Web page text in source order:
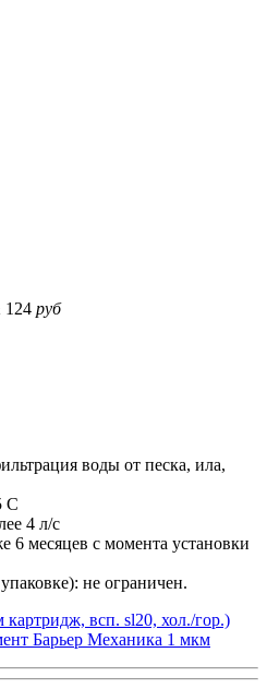
124 руб
воды от песка, ила,
С
4 л/с
6 месяцев с момента установки
не ограничен.
всп. sl20, хол./гор.)
Барьер Механика 1 мкм